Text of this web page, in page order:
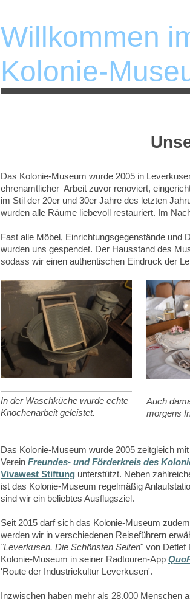
Willkommen
Kolonie-
Das Kolonie-Museum wurde 2005 in
ehrenamtlicher Arbeit zuvor renoviert,
im Stil der 20er und 30er Jahre des letzten
wurden alle Räume liebevoll restauriert. Im
Fast alle Möbel, Einrichtungsgegenstände und
wurden uns gespendet. Der Hausstand des
sodass wir einen authentischen Eindruck der
In der Waschküche wurde echte
Knochenarbeit geleistet.
Auch
morgens
Das Kolonie-Museum wurde 2005 zeitgleich
Verein Freundes- und Förderkreis des
Vivawest Stiftungunterstützt. Neben
ist das Kolonie-Museum regelmäßig
sind wir ein beliebtes Ausflugsziel.
Seit 2015 darf sich das Kolonie-Museum
werden wir in verschiedenen Reiseführern
"Leverkusen. Die Schönsten Seiten" von Detlef
Kolonie-Museum in seiner Radtouren-App
'Route der Industriekultur Leverkusen'.
Inzwischen haben mehr als 28.000 Menschen